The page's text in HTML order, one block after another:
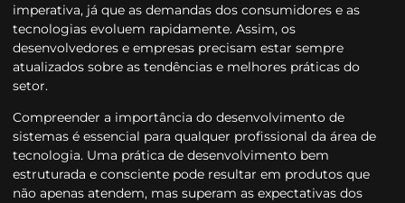
imperativa, já que as demandas dos consumidores e as
tecnologias evoluem rapidamente. Assim, os
desenvolvedores e empresas precisam estar sempre
atualizados sobre as tendências e melhores práticas do
setor.
Compreender a importância do desenvolvimento de
sistemas é essencial para qualquer profissional da área de
tecnologia. Uma prática de desenvolvimento bem
estruturada e consciente pode resultar em produtos que
não apenas atendem, mas superam as expectativas dos